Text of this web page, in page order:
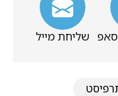
שליחת מייל